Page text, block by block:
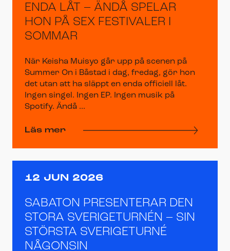
ENDA LÅT – ÄNDÅ SPELAR
HON PÅ SEX FESTIVALER I
SOMMAR
När Keisha Muisyo går upp på scenen på
Summer On i Båstad i dag, fredag, gör hon
det utan att ha släppt en enda officiell låt.
Ingen singel. Ingen EP. Ingen musik på
Spotify. Ändå ...
Läs mer
12 JUN 2026
SABATON PRESENTERAR DEN
STORA SVERIGETURNÉN – SIN
STÖRSTA SVERIGETURNÉ
NÅGONSIN